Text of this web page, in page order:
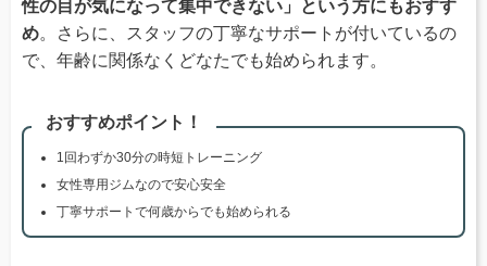
性の目が気になって集中できない」という方にもおすす
め。さらに、スタッフの丁寧なサポートが付いているの
で、年齢に関係なくどなたでも始められます。
おすすめポイント！
1回わずか30分の時短トレーニング
女性専用ジムなので安心安全
丁寧サポートで何歳からでも始められる